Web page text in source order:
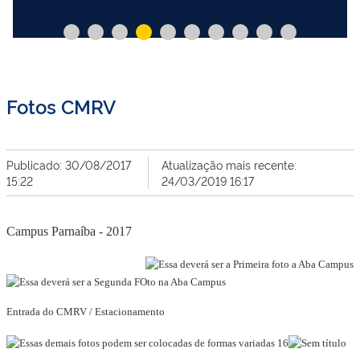
Fotos CMRV
Publicado: 30/08/2017
15:22
Atualização mais recente:
24/03/2019 16:17
Campus Parnaíba - 2017
Entrada do CMRV / Estacionamento